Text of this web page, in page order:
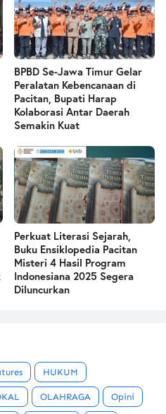
BPBD Se-Jawa Timur Gelar
Peralatan Kebencanaan di
Pacitan, Bupati Harap
Kolaborasi Antar Daerah
Semakin Kuat
Perkuat Literasi Sejarah,
Buku Ensiklopedia Pacitan
Misteri 4 Hasil Program
Indonesiana 2025 Segera
Diluncurkan
HUKUM
OLAHRAGA Opini